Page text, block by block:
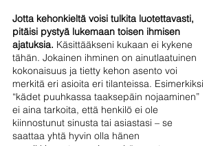
Jotta kehonkieltä voisi tulkita luotettavasti,
pitäisi pystyä lukemaan toisen ihmisen
ajatuksia. Käsittääkseni kukaan ei kykene
tähän. Jokainen ihminen on ainutlaatuinen
kokonaisuus ja tietty kehon asento voi
merkitä eri asioita eri tilanteissa. Esimerkiksi
“kädet puuhkassa taaksepäin nojaaminen”
ei aina tarkoita, että henkilö ei ole
kiinnostunut sinusta tai asiastasi – se
saattaa yhtä hyvin olla hänen